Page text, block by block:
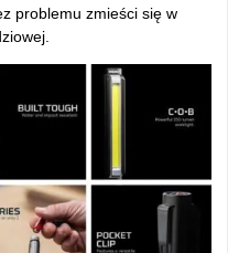
problemu zmieści się w